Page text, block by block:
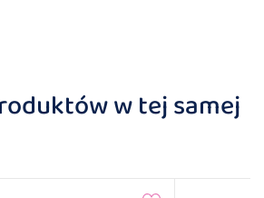
w tej samej